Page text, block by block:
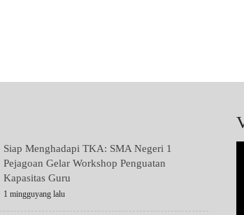
Siap Menghadapi TKA: SMA Negeri 1
Pejagoan Gelar Workshop Penguatan
Kapasitas Guru
1 mingguyang lalu